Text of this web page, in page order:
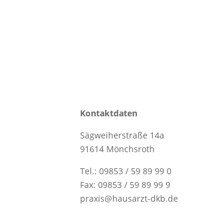
Kontaktdaten
Sägweiherstraße 14a
91614 Mönchsroth
Tel.: 09853 / 59 89 99 0
Fax: 09853 / 59 89 99 9
praxis@hausarzt-dkb.de